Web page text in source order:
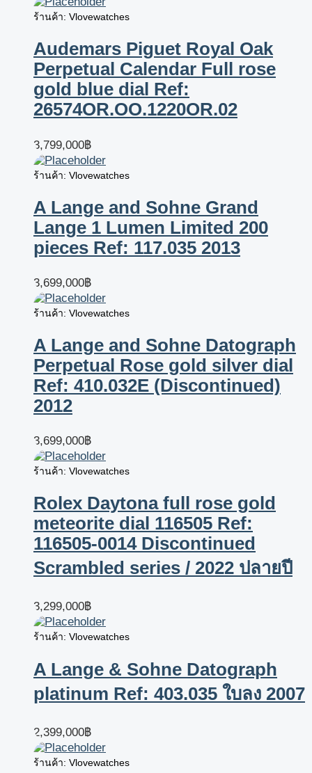
ร้านค้า: Vlovewatches
Audemars Piguet Royal Oak
Perpetual Calendar Full rose
gold blue dial Ref:
26574OR.OO.1220OR.02
3,799,000฿
ร้านค้า: Vlovewatches
A Lange and Sohne Grand
Lange 1 Lumen Limited 200
pieces Ref: 117.035 2013
3,699,000฿
ร้านค้า: Vlovewatches
A Lange and Sohne Datograph
Perpetual Rose gold silver dial
Ref: 410.032E (Discontinued)
2012
3,699,000฿
ร้านค้า: Vlovewatches
Rolex Daytona full rose gold
meteorite dial 116505 Ref:
116505-0014 Discontinued
Scrambled series / 2022 ปลายปี
3,299,000฿
ร้านค้า: Vlovewatches
A Lange & Sohne Datograph
platinum Ref: 403.035 ใบลง 2007
2,399,000฿
ร้านค้า: Vlovewatches